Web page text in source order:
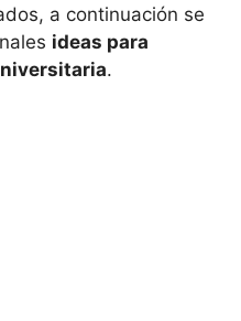
a continuación se
ideas para
.